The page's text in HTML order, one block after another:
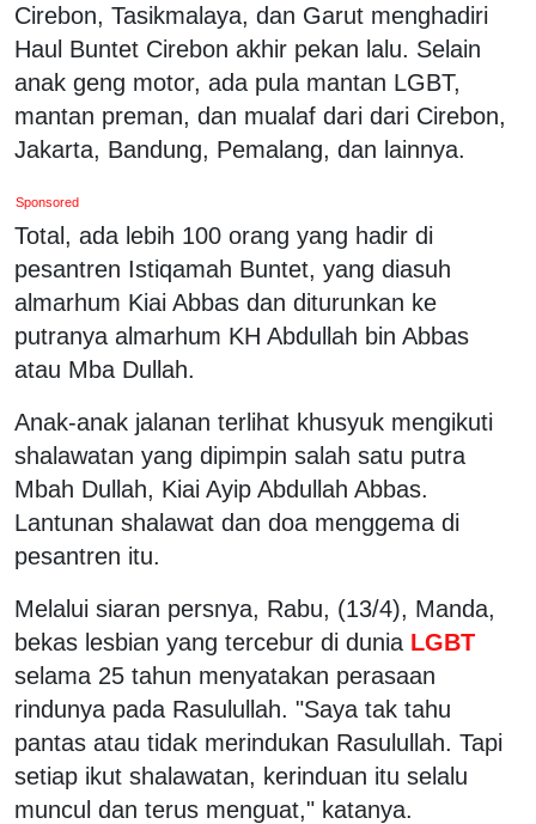
Cirebon, Tasikmalaya, dan Garut menghadiri
Haul Buntet Cirebon akhir pekan lalu. Selain
anak geng motor, ada pula mantan LGBT,
mantan preman, dan mualaf dari dari Cirebon,
Jakarta, Bandung, Pemalang, dan lainnya.
Sponsored
Total, ada lebih 100 orang yang hadir di
pesantren Istiqamah Buntet, yang diasuh
almarhum Kiai Abbas dan diturunkan ke
putranya almarhum KH Abdullah bin Abbas
atau Mba Dullah.
Anak-anak jalanan terlihat khusyuk mengikuti
shalawatan yang dipimpin salah satu putra
Mbah Dullah, Kiai Ayip Abdullah Abbas.
Lantunan shalawat dan doa menggema di
pesantren itu.
Melalui siaran persnya, Rabu, (13/4), Manda,
bekas lesbian yang tercebur di dunia LGBT
selama 25 tahun menyatakan perasaan
rindunya pada Rasulullah. "Saya tak tahu
pantas atau tidak merindukan Rasulullah. Tapi
setiap ikut shalawatan, kerinduan itu selalu
muncul dan terus menguat," katanya.